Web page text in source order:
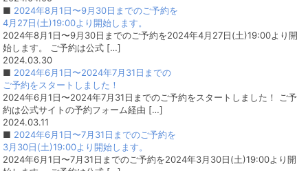
■ 2024年8月1日〜9月30日までのご予約を
4月27日(土)19:00より開始します。
2024年8月1日〜9月30日までのご予約を2024年4月27日(土)19:00より開
始します。 ご予約は公式 […]
2024.03.30
■ 2024年6月1日〜2024年7月31日までの
ご予約をスタートしました！
2024年6月1日〜2024年7月31日までのご予約をスタートしました！ ご予
約は公式サイトの予約フォーム経由 […]
2024.03.11
■ 2024年6月1日〜7月31日までのご予約を
3月30日(土)19:00より開始します。
2024年6月1日〜7月31日までのご予約を2024年3月30日(土)19:00より開